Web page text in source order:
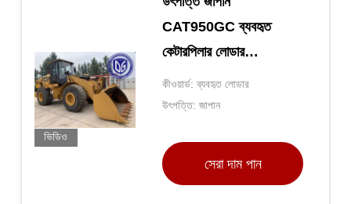
ভিডিও
CAT950GC ব্যবহৃত
কেটারপিলার লোডার
CAT950GC হুইল লোডার
সেকেন্ড হ্যান্ড কেটারপিলার
950GC
কীওয়ার্ড: ব্যবহৃত লোডার
উৎপত্তি: জাপান
সেরা দাম পান